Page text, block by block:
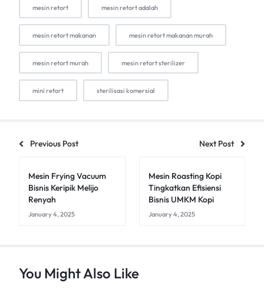
mesin retort mesin retort adalah
mesin retort makanan mesin retort makanan murah
mesin retort murah mesin retort sterilizer
mini retort sterilisasi komersial
Previous Post Next Post
Mesin Frying Vacuum
Bisnis Keripik Melijo
Renyah
January 4, 2025
Mesin Roasting Kopi
Tingkatkan Efisiensi
Bisnis UMKM Kopi
January 4, 2025
You Might Also Like